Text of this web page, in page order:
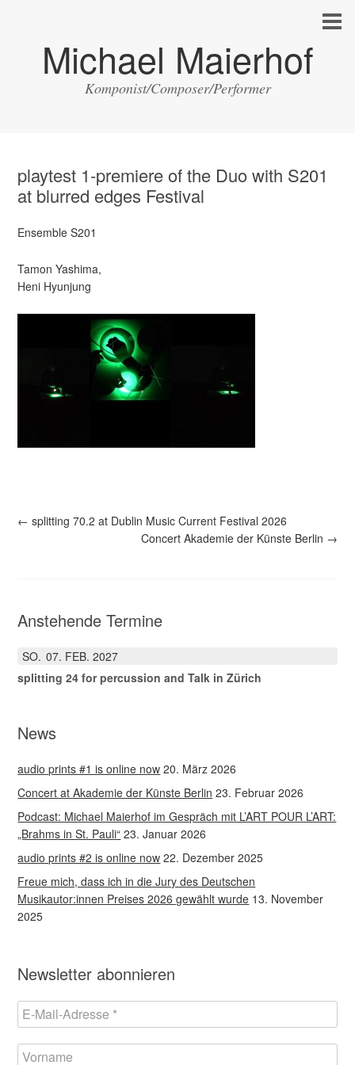
Michael Maierhof
Komponist/Composer/Performer
playtest 1-premiere of the Duo with S201
at blurred edges Festival
Ensemble S201
Tamon Yashima,
Heni Hyunjung
← splitting 70.2 at Dublin Music Current Festival 2026
Concert Akademie der Künste Berlin →
Anstehende Termine
SO. 07 FEB. 2027
splitting 24 for percussion and Talk in Zürich
News
audio prints #1 is online now 20. März 2026
Concert at Akademie der Künste Berlin 23. Februar 2026
Podcast: Michael Maierhof im Gespräch mit L’ART POUR L’ART:
„Brahms in St. Pauli“ 23. Januar 2026
audio prints #2 is online now 22. Dezember 2025
Freue mich, dass ich in die Jury des Deutschen
Musikautor:innen Preises 2026 gewählt wurde 13. November
2025
Newsletter abonnieren